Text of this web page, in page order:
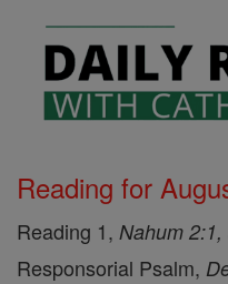
Reading for
Reading 1, Nahum
Responsorial Psalm,